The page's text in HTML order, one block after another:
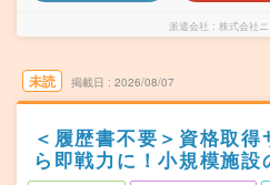
派遣会社 株式会社
未読 掲載日 2026/08/07
＜履歴書不要＞資格取
ら即戦力に！小規模施設